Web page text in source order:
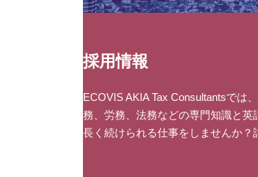
採用情報
ECOVIS AKIA Tax Consultantsでは
務、労務、法務などの専門知識と
長く続けられる仕事をしませんか？